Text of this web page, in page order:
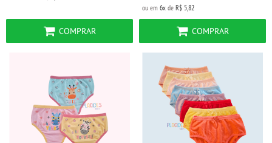
COMPRAR
ou em 6x de R$ 5,82
COMPRAR